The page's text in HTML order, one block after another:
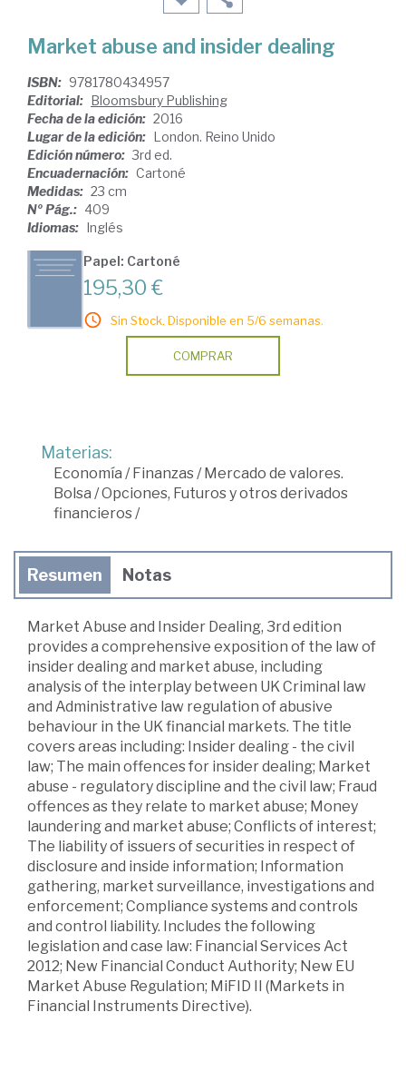
Market abuse and insider dealing
ISBN: 9781780434957
Editorial: Bloomsbury Publishing
Fecha de la edición: 2016
Lugar de la edición: London. Reino Unido
Edición número: 3rd ed.
Encuadernación: Cartoné
Medidas: 23 cm
Nº Pág.: 409
Idiomas: Inglés
Papel: Cartoné
195,30 €
Sin Stock. Disponible en 5/6 semanas.
COMPRAR
Materias:
Economía /Finanzas /Mercado de valores.
Bolsa /Opciones, Futuros y otros derivados
financieros /
Resumen Notas
Market Abuse and Insider Dealing, 3rd edition
provides a comprehensive exposition of the law of
insider dealing and market abuse, including
analysis of the interplay between UK Criminal law
and Administrative law regulation of abusive
behaviour in the UK financial markets. The title
covers areas including: Insider dealing - the civil
law; The main offences for insider dealing; Market
abuse - regulatory discipline and the civil law; Fraud
offences as they relate to market abuse; Money
laundering and market abuse; Conflicts of interest;
The liability of issuers of securities in respect of
disclosure and inside information; Information
gathering, market surveillance, investigations and
enforcement; Compliance systems and controls
and control liability. Includes the following
legislation and case law: Financial Services Act
2012; New Financial Conduct Authority; New EU
Market Abuse Regulation; MiFID II (Markets in
Financial Instruments Directive).